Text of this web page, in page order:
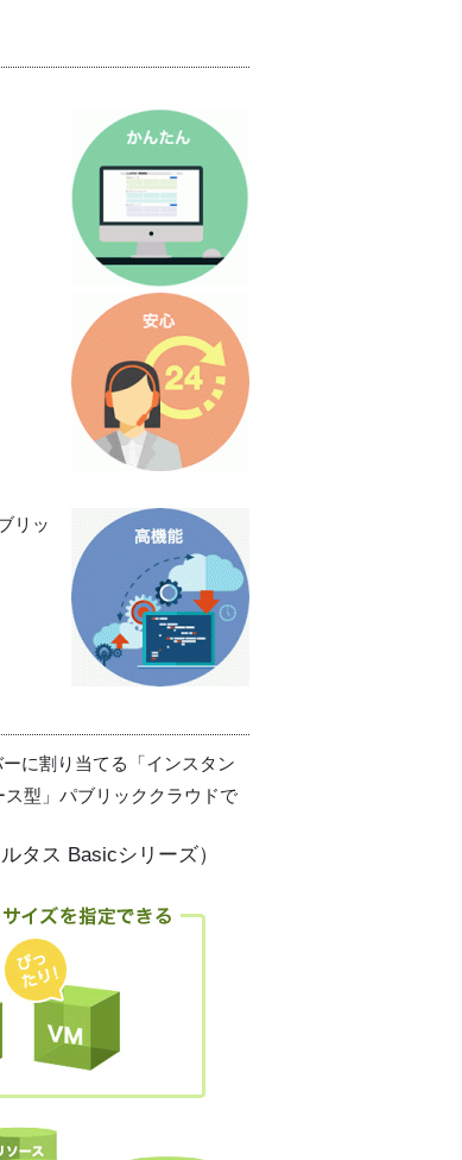
リッ
に割り当てる「インスタン
型」パブリッククラウドで
タス Basicシリーズ）